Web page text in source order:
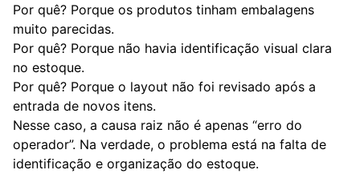
Por quê? Porque os produtos tinham embalagens
muito parecidas.
Por quê? Porque não havia identificação visual clara
no estoque.
Por quê? Porque o layout não foi revisado após a
entrada de novos itens.
Nesse caso, a causa raiz não é apenas “erro do
operador”. Na verdade, o problema está na falta de
identificação e organização do estoque.